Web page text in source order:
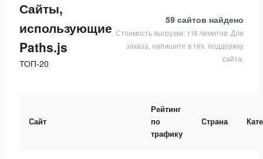
Сайты,
использующие
Paths.js
ТОП-20
59 сайтов найдено
Стоимость выгрузки: 118 лимитов. Для
заказа, напишите в тех. поддержку
сайта.
Сайт
Рейтинг
по
трафику
Страна